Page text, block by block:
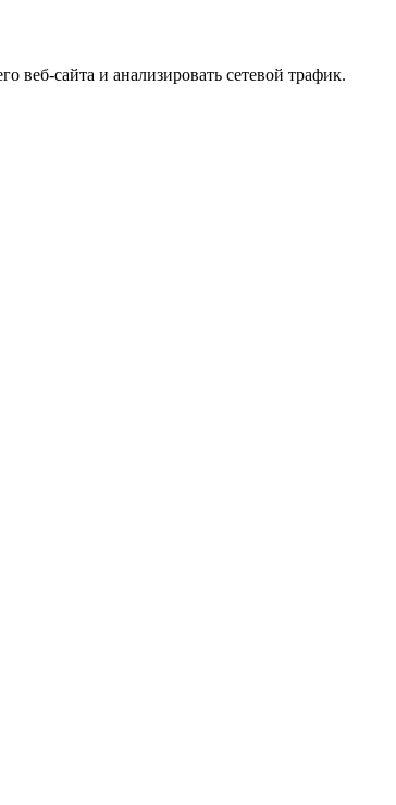
сайта и анализировать сетевой трафик.